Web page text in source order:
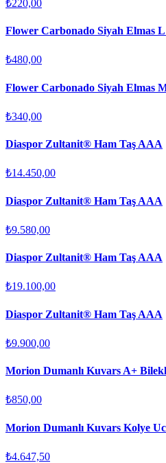
₺220,00
Flower Carbonado Siyah Elmas
₺480,00
Flower Carbonado Siyah Elmas
₺340,00
Diaspor Zultanit® Ham Taş AAA
₺14.450,00
Diaspor Zultanit® Ham Taş AAA
₺9.580,00
Diaspor Zultanit® Ham Taş AAA
₺19.100,00
Diaspor Zultanit® Ham Taş AAA
₺9.900,00
Morion Dumanlı Kuvars A+
₺850,00
Morion Dumanlı Kuvars Kolye
₺4.647,50